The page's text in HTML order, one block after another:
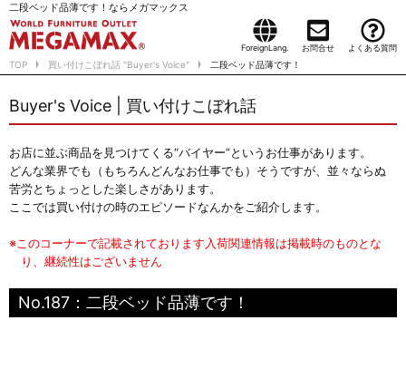
二段ベッド品薄です！ならメガマックス
ForeignLang. お問合せ よくある質問
TOP 買い付けこぼれ話 "Buyer's Voice" 二段ベッド品薄です！
Buyer's Voice | 買い付けこぼれ話
お店に並ぶ商品を見つけてくる“バイヤー”というお仕事があります。
どんな業界でも（もちろんどんなお仕事でも）そうですが、並々ならぬ
苦労とちょっとした楽しさがあります。
ここでは買い付けの時のエピソードなんかをご紹介します。
※このコーナーで記載されております入荷関連情報は掲載時のものとな
り、継続性はございません
No.187：二段ベッド品薄です！